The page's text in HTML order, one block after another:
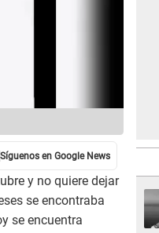
y no quiere dejar
se encontraba
se encuentra